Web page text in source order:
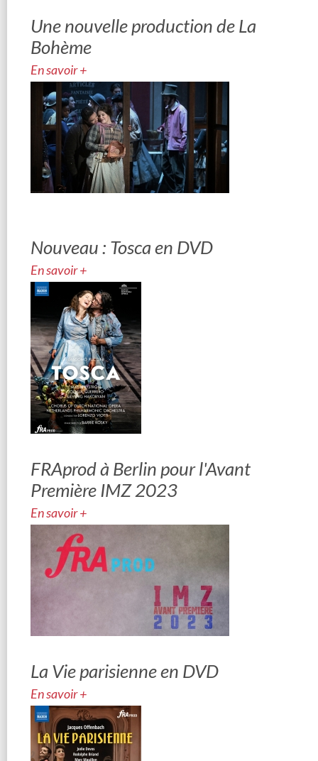
Une nouvelle production de La
Bohème
En savoir +
Nouveau : Tosca en DVD
En savoir +
FRAprod à Berlin pour l'Avant
Première IMZ 2023
En savoir +
La Vie parisienne en DVD
En savoir +